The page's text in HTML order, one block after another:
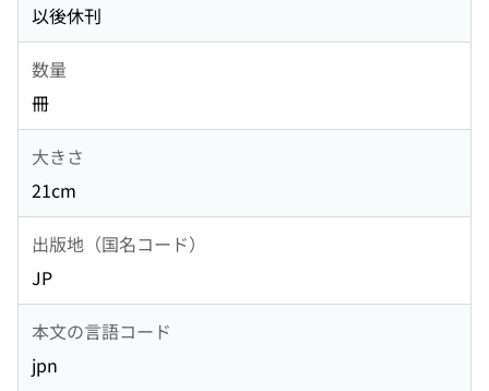
以後休刊
数量
冊
大きさ
21cm
出版地（国名コード）
JP
本文の言語コード
jpn